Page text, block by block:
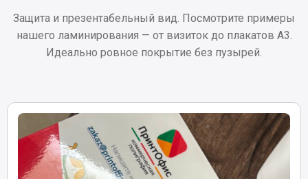
Защита и презентабельный вид. Посмотрите примеры
нашего ламинирования — от визиток до плакатов А3.
Идеально ровное покрытие без пузырей.